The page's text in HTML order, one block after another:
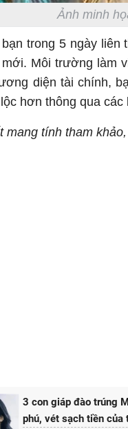
Ảnh minh
trong 5 ngày
Môi trường làm
diện tài chính,
hơn thông qua
mang tính tham
3 con giáp đào trúng
phú, vét sạch tiền của